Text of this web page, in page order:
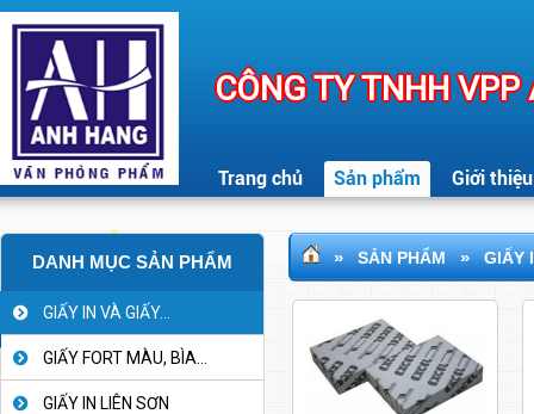
CÔNG TY TNHH
Trang chủ Sản phẩm Giới thiệu
DANH MỤC SẢN PHẨM
GIẤY IN VÀ GIẤY...
GIẤY FORT MÀU, BÌA...
GIẤY IN LIÊN SƠN
» SẢN PHẨM » GIẤY